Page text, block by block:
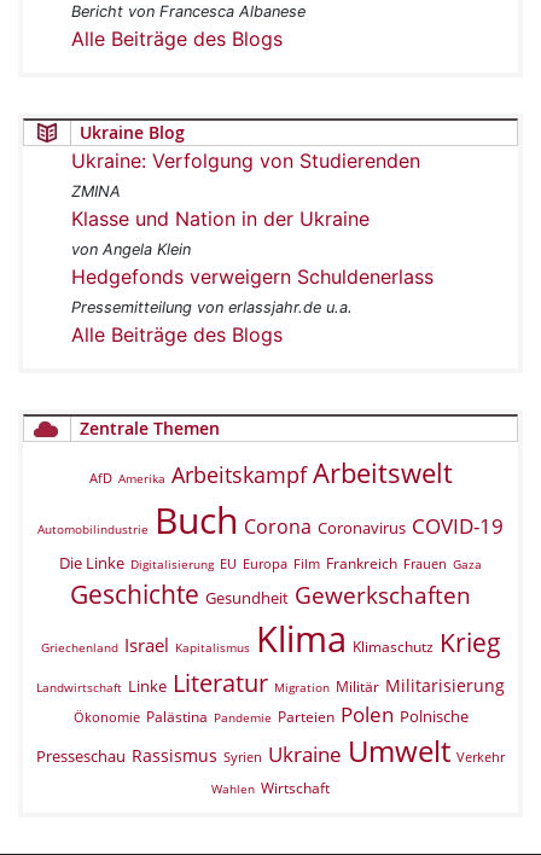
Bericht von Francesca Albanese
Alle Beiträge des Blogs
Ukraine Blog
Ukraine: Verfolgung von Studierenden
ZMINA
Klasse und Nation in der Ukraine
von Angela Klein
Hedgefonds verweigern Schuldenerlass
Pressemitteilung von erlassjahr.de u.a.
Alle Beiträge des Blogs
Zentrale Themen
AfD Amerika Arbeitskampf Arbeitswelt
Automobilindustrie Buch Corona Coronavirus COVID-19
Die Linke Digitalisierung EU Europa Film Frankreich Frauen Gaza
Geschichte Gesundheit Gewerkschaften
Griechenland Israel Kapitalismus Klima Klimaschutz Krieg
Landwirtschaft Linke Literatur Migration Militär Militarisierung
Ökonomie Palästina Pandemie Parteien Polen Polnische
Presseschau Rassismus Syrien Ukraine Umwelt Verkehr
Wahlen Wirtschaft